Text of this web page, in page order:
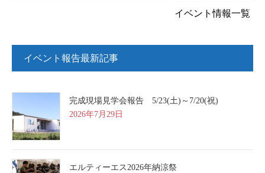
イベント情報一覧
イベント報告最新記事
完成現場見学会報告 5/23(土)～7/20(祝)
2026年7月29日
エルティーエス2026年納涼祭